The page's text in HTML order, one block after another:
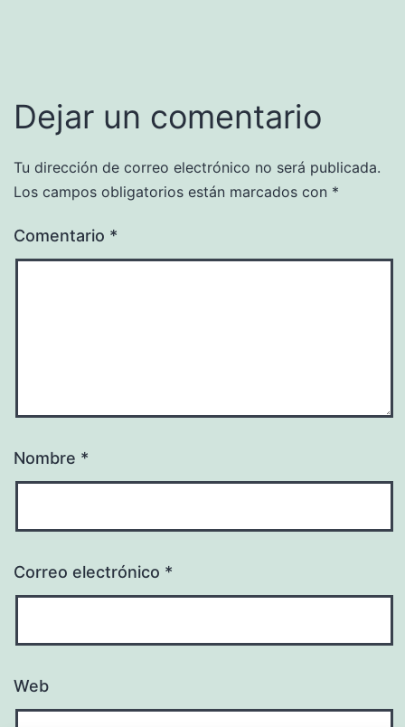
Dejar un comentario
Tu dirección de correo electrónico no será publicada.
Los campos obligatorios están marcados con *
Comentario *
Nombre *
Correo electrónico *
Web